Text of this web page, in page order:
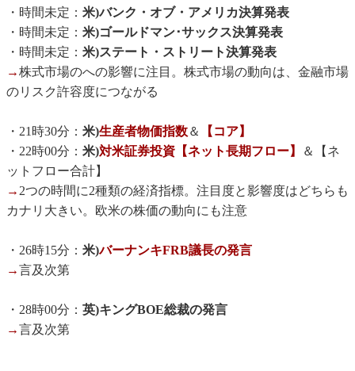
・時間未定： 米)バンク・オブ・アメリカ決算発表
・時間未定： 米)ゴールドマン･サックス決算発表
・時間未定： 米)ステート・ストリート決算発表
→株式市場のへの影響に注目。株式市場の動向は、金融市場
のリスク許容度につながる
・21時30分： 米)生産者物価指数＆
【コア】
・22時00分： 米)対米証券投資【ネット長期フロー】
＆【ネ
ットフロー合計】
→2つの時間に2種類の経済指標。注目度と影響度はどちらも
カナリ大きい。欧米の株価の動向にも注意
・26時15分： 米)バーナンキFRB議長の発言
→言及次第
・28時00分： 英)キングBOE総裁の発言
→言及次第